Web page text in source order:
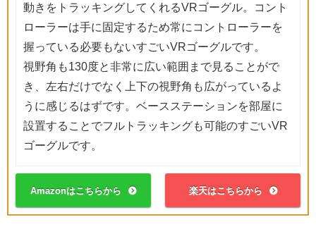
動きをトラッキングしてくれるVRゴーグル。コント
ローラーは手に固定するため常にコントローラーを
握っている必要もないすごいVRゴーグルです。
視野角も130度と非常に広い範囲まで見ることがで
き、左右だけでなく上下の視野角も広がっているよ
うに感じるはずです。ベースステーションを部屋に
設置することでフルトラッキングも可能のすごいVR
ゴーグルです。
Amazonはこちらから 楽天はこちらから